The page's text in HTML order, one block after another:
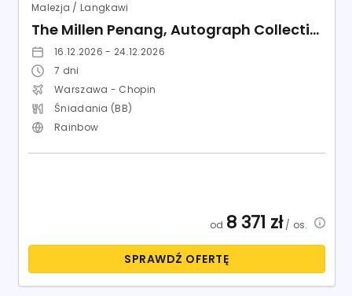
Malezja / Langkawi
The Millen Penang, Autograph Collection
16.12.2026 - 24.12.2026
7 dni
Warszawa - Chopin
Śniadania (BB)
Rainbow
od 8 371 zł/ os.
SPRAWDŹ OFERTĘ